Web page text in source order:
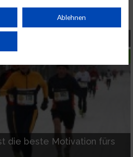
so will
die beste Motivation fürs
von Zielgruppen durch Statistiken oder
Quellen. Entwicklung und
Union weitergegeben und in die
Anbieter)
Zwecke:
auf Informationen
Ablehnen